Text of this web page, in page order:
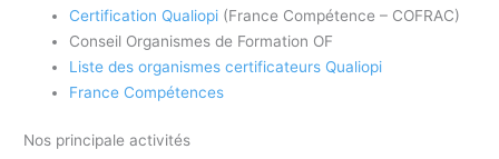
Certification Qualiopi (France Compétence – COFRAC)
Conseil Organismes de Formation OF
Liste des organismes certificateurs Qualiopi
France Compétences
Nos principale activités